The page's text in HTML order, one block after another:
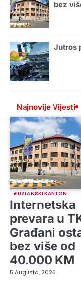
bez
Jutros
Najnovije Vijesti
TUZLANSKI KANTON
Internetska
prevara u
Građani
bez više od
40.000 KM
5 Augusta, 2026